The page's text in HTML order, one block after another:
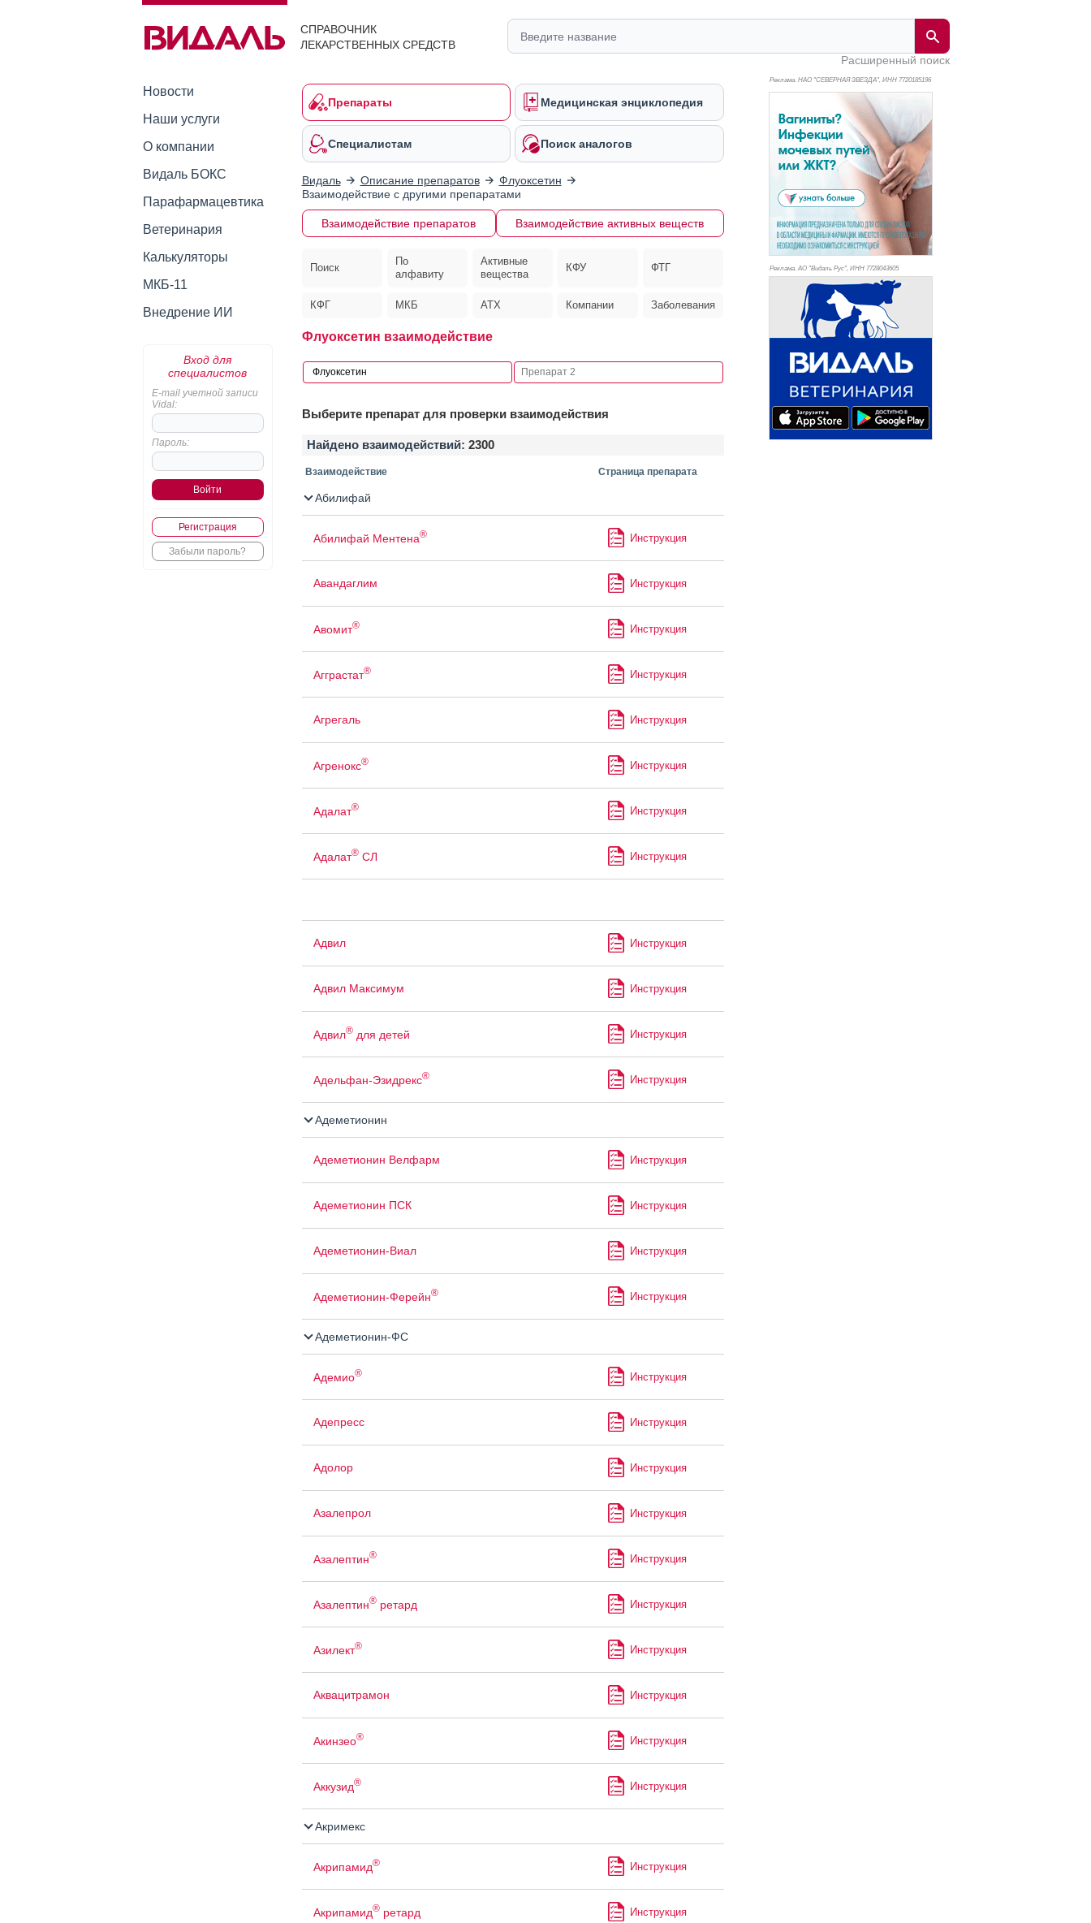
СПРАВОЧНИК
ЛЕКАРСТВЕННЫХ СРЕДСТВ
Расширенный поиск
Новости
Наши услуги
О компании
Видаль БОКС
Парафармацевтика
Ветеринария
Калькуляторы
МКБ-11
Внедрение ИИ
Вход для
специалистов
E-mail учетной записи
Vidal:
Пароль:
Регистрация
Забыли пароль?
Препараты Медицинская энциклопедия
Специалистам Поиск аналогов
Видаль Описание препаратов
Флуоксетин
Взаимодействие с другими препаратами
Взаимодействие препаратов Взаимодействие активных веществ
Поиск
По
алфавиту
Активные
вещества
КФУ ФТГ
КФГ МКБ АТХ Компании Заболевания
Флуоксетин взаимодействие
Выберите препарат для проверки взаимодействия
Найдено взаимодействий: 2300
Взаимодействие Страница препарата
Абилифай
Абилифай Ментена® Инструкция
Авандаглим Инструкция
Авомит® Инструкция
Агграстат® Инструкция
Агрегаль Инструкция
Агренокс® Инструкция
Адалат® Инструкция
Адалат®СЛ Инструкция
Адвил Инструкция
Адвил Максимум Инструкция
Адвил®для детей Инструкция
Адельфан-Эзидрекс® Инструкция
Адеметионин
Адеметионин Велфарм Инструкция
Адеметионин ПСК Инструкция
Адеметионин-Виал Инструкция
Адеметионин-Ферейн® Инструкция
Адеметионин-ФС
Адемио® Инструкция
Адепресс Инструкция
Адолор Инструкция
Азалепрол Инструкция
Азалептин® Инструкция
Азалептин®ретард Инструкция
Азилект® Инструкция
Аквацитрамон Инструкция
Акинзео® Инструкция
Аккузид® Инструкция
Акримекс
Акрипамид® Инструкция
Акрипамид®ретард Инструкция
Реклама. НАО "СЕВЕРНАЯ ЗВЕЗДА", ИНН 7720185196
Реклама. АО "Видаль Рус", ИНН 7728043605